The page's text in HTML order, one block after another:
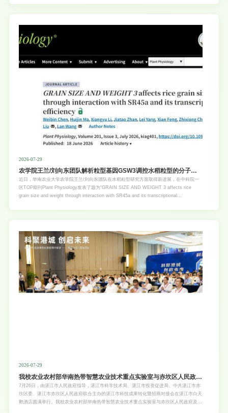
2026-07-29
农学院王兰/刘向东团队解析粒型基因GSW3调控水稻粒型的分子机
理
近日，华南农业大学农学院王兰/刘向东团队在水稻粒型研究方面取得新进展，在中科院一
区TOP期刊Plant Physiology发表了题为“GRAIN SIZE AND WEIGHT 3 affects rice
grain size and weight through interaction with SR45a and its transcriptional
2026-07-29
我校农业农村部华南热带智慧农业技术重点实验室与赤坎区人民政府
及湛江市农业农村局达成战略合作
7月26日，由湛江市人民政府指导，湛江市科学技术局、湛江市投资促进局、中共湛江市赤
坎区委、湛江市赤坎区人民政府联合主办的湛江市科技成果转化暨招商对接会在湛江市白天
鹅酒店圆满举行。我校农业农村部华南热带智慧农业技术重点实验室与赤坎区人民政府及湛